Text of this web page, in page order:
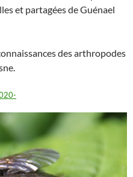
et partagées de Guénael
des arthropodes